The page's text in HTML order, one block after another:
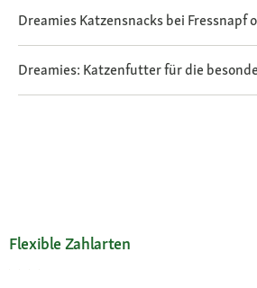
Dreamies Katzensnacks bei Fressnapf
Dreamies: Katzenfutter für die
Flexible Zahlarten